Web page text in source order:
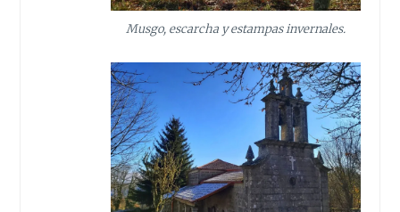
Musgo, escarcha y estampas invernales.